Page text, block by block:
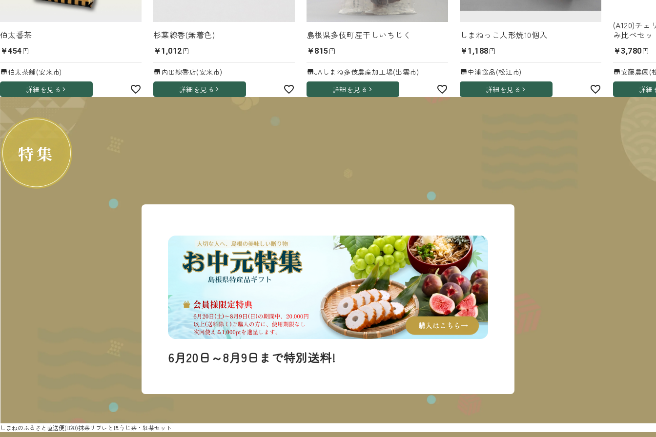
伯太番茶
￥454円
伯太茶舗(安来市)
詳細を見る
杉葉線香(無着色)
￥1,012円
内田線香店(安来市)
詳細を見る
島根県多伎町産干しいちじく
￥815円
JAしまね多伎農産加工場(出雲市)
詳細を見る
しまねっこ人形焼10個入
￥1,188円
中浦食品(松江市)
詳細を見る
(A120)チェ
み比べセ
￥3,780円
安藤農園(
詳細
特集
6月20日～8月9日まで特別送料!
しまねのふるさと直送便(B20)抹茶サブレとほうじ茶・紅茶セット